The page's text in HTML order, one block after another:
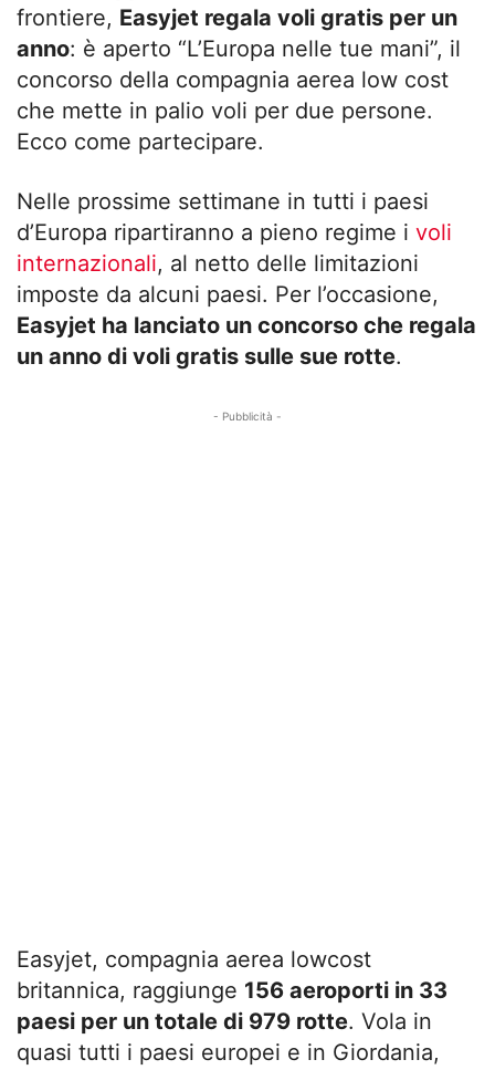
frontiere, Easyjet regala voli gratis per un
anno: è aperto “L’Europa nelle tue mani”, il
concorso della compagnia aerea low cost
che mette in palio voli per due persone.
Ecco come partecipare.
Nelle prossime settimane in tutti i paesi
d’Europa ripartiranno a pieno regime i voli
internazionali, al netto delle limitazioni
imposte da alcuni paesi. Per l’occasione,
Easyjet ha lanciato un concorso che regala
un anno di voli gratis sulle sue rotte.
- Pubblicità -
Easyjet, compagnia aerea lowcost
britannica, raggiunge 156 aeroporti in 33
paesi per un totale di 979 rotte. Vola in
quasi tutti i paesi europei e in Giordania,